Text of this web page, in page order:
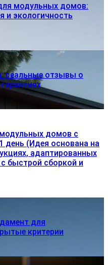
модульных домов:
и экологичность
реальные отзывы о
домов с
день (Идея основана на
адаптированных
быстрой сборкой и
для
критерии